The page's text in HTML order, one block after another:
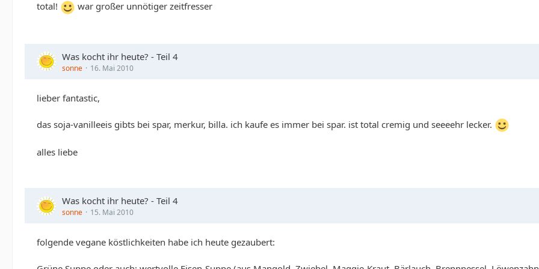
total! war großer unnötiger zeitfresser
Was kocht ihr heute? - Teil 4
sonne 16. Mai 2010
lieber fantastic,
das soja-vanilleeis gibts bei spar, merkur, billa. ich kaufe es immer bei spar. ist total cremig und seeeehr lecker.
alles liebe
Was kocht ihr heute? - Teil 4
sonne 15. Mai 2010
folgende vegane köstlichkeiten habe ich heute gezaubert: